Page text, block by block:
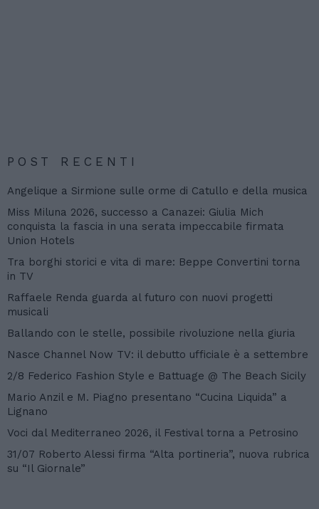
POST RECENTI
Angelique a Sirmione sulle orme di Catullo e della musica
Miss Miluna 2026, successo a Canazei: Giulia Mich
conquista la fascia in una serata impeccabile firmata
Union Hotels
Tra borghi storici e vita di mare: Beppe Convertini torna
in TV
Raffaele Renda guarda al futuro con nuovi progetti
musicali
Ballando con le stelle, possibile rivoluzione nella giuria
Nasce Channel Now TV: il debutto ufficiale è a settembre
2/8 Federico Fashion Style e Battuage @ The Beach Sicily
Mario Anzil e M. Piagno presentano “Cucina Liquida” a
Lignano
Voci dal Mediterraneo 2026, il Festival torna a Petrosino
31/07 Roberto Alessi firma “Alta portineria”, nuova rubrica
su “Il Giornale”